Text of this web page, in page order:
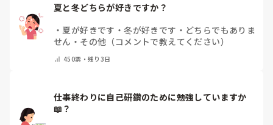
夏と冬どちらが好きですか？
・ 夏が好きです ・冬が好きです ・ どちらでもありま
せん ・ その他（コメントで教えてください）
450票・残り3日
仕事終わりに自己研鑽のために勉強していますか
📖？